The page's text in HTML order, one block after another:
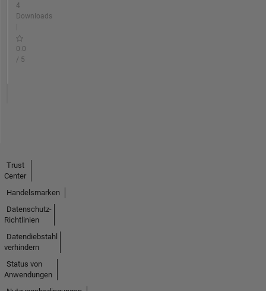
4
Downloads
0.0
/ 5
Trust
Center
Handelsmarken
Datenschutz-
Richtlinien
Datendiebstahl
verhindern
Status von
Anwendungen